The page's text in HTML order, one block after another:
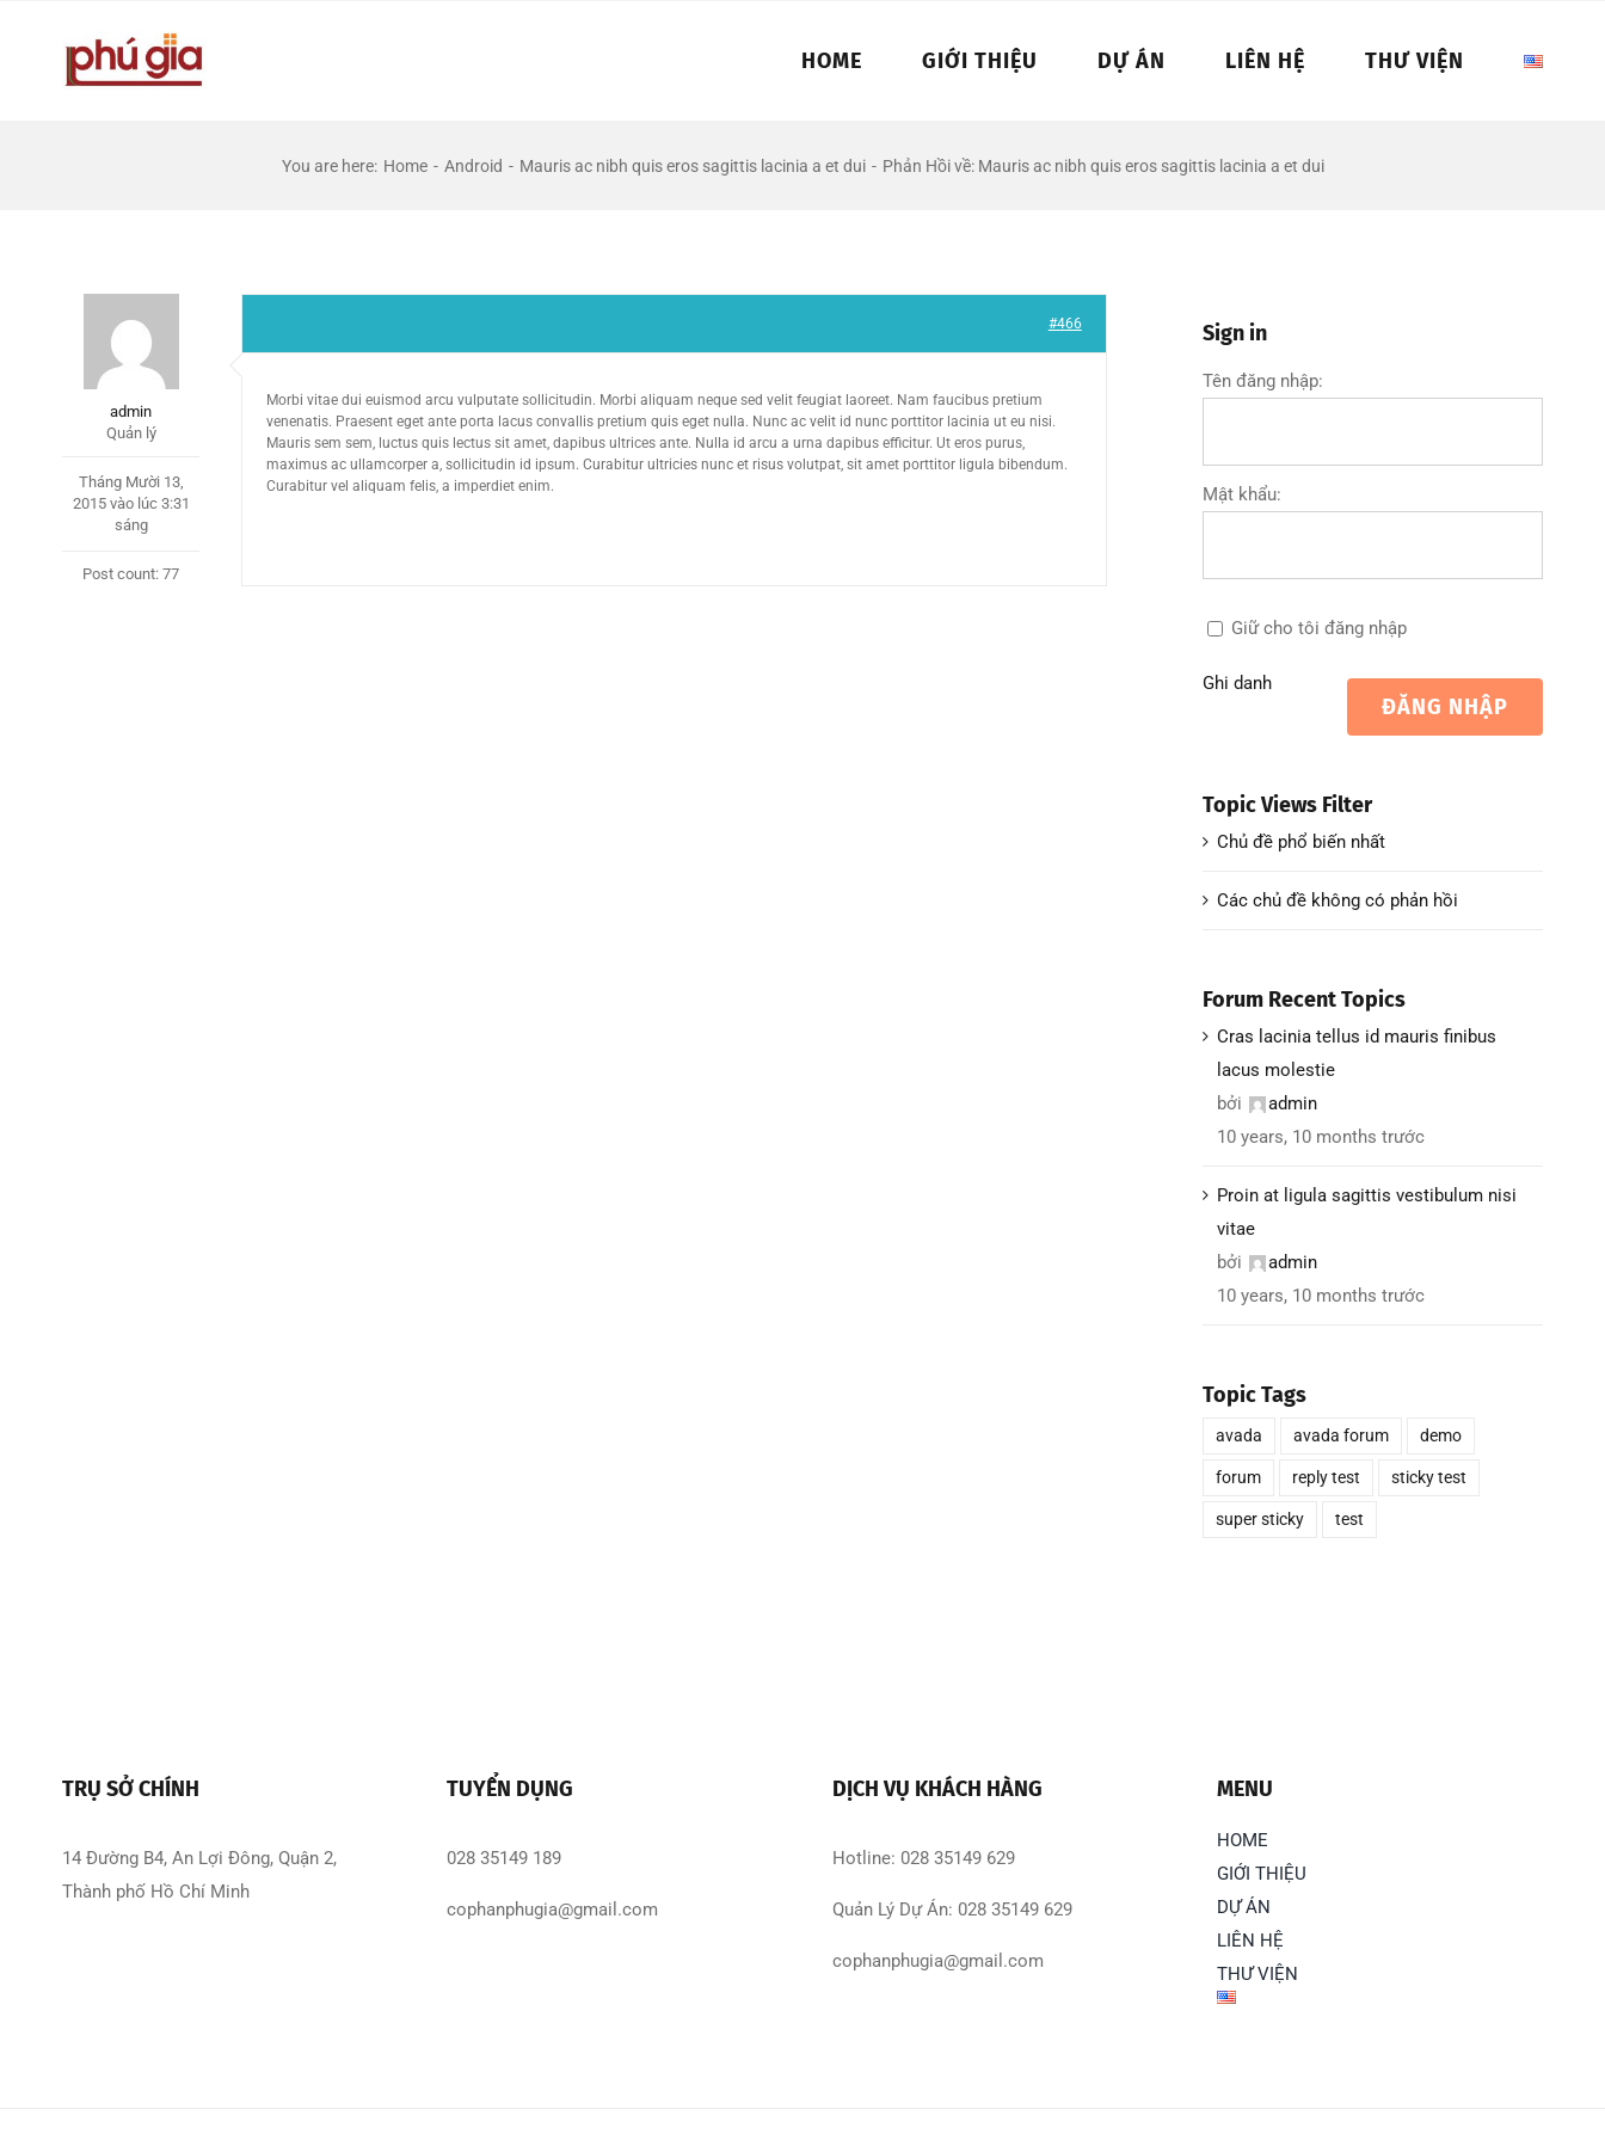
HOME GIỚI THIỆU DỰ ÁN LIÊN HỆ THƯ VIỆN
You are here: Home - Android - Mauris ac nibh quis eros sagittis lacinia a et dui - Phản Hồi về: Mauris ac nibh quis eros sagittis lacinia a et dui
admin
Quản lý
Tháng Mười 13,
2015 vào lúc 3:31
sáng
Post count: 77
#466
Morbi vitae dui euismod arcu vulputate sollicitudin. Morbi aliquam neque sed velit feugiat laoreet. Nam faucibus pretium
venenatis. Praesent eget ante porta lacus convallis pretium quis eget nulla. Nunc ac velit id nunc porttitor lacinia ut eu nisi.
Mauris sem sem, luctus quis lectus sit amet, dapibus ultrices ante. Nulla id arcu a urna dapibus efficitur. Ut eros purus,
maximus ac ullamcorper a, sollicitudin id ipsum. Curabitur ultricies nunc et risus volutpat, sit amet porttitor ligula bibendum.
Curabitur vel aliquam felis, a imperdiet enim.
Sign in
Tên đăng nhập:
Mật khẩu:
Giữ cho tôi đăng nhập
ĐĂNG NHẬP
Ghi danh
Topic Views Filter
Chủ đề phổ biến nhất
Các chủ đề không có phản hồi
Forum Recent Topics
Cras lacinia tellus id mauris finibus
lacus molestie
bởi
admin
10 years, 10 months trước
Proin at ligula sagittis vestibulum nisi
vitae
bởi
admin
10 years, 10 months trước
Topic Tags
avada avada forum demo
forum reply test sticky test
super sticky test
TRỤ SỞ CHÍNH
14 Đường B4, An Lợi Đông, Quận 2,
Thành phố Hồ Chí Minh
TUYỂN DỤNG
028 35149 189
cophanphugia@gmail.com
DỊCH VỤ KHÁCH HÀNG
Hotline: 028 35149 629
Quản Lý Dự Án: 028 35149 629
cophanphugia@gmail.com
MENU
HOME
GIỚI THIỆU
DỰ ÁN
LIÊN HỆ
THƯ VIỆN